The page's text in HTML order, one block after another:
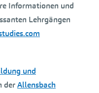
Informationen und
Lehrgängen
und
derAllensbach